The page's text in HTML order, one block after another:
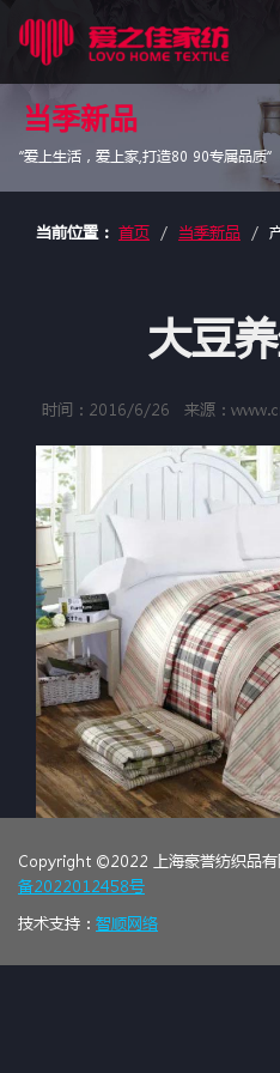
当季新品
“爱上生活，爱上家,打造80 90专属品质”
当前位置： 首页 当季新品
大豆
时间：2016/6/26 来源：
Copyright ©2022 上海豪誉纺织品
备2022012458号
技术支持： 智顺网络